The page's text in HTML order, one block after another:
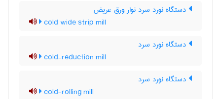
دستگاه نورد سرد نوار ورق عریض
cold wide strip mill
دستگاه نورد سرد
cold-reduction mill
دستگاه نورد سرد
cold-rolling mill